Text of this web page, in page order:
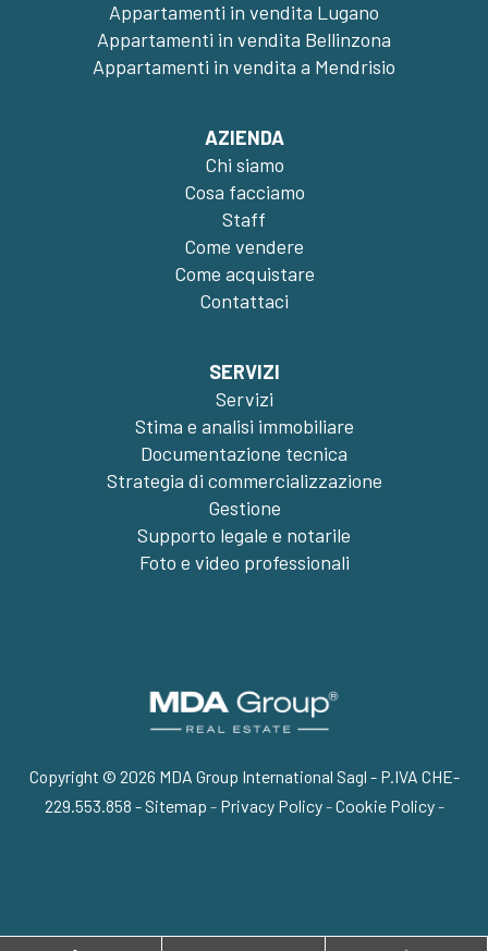
Appartamenti in vendita Lugano
Appartamenti in vendita Bellinzona
Appartamenti in vendita a Mendrisio
AZIENDA
Chi siamo
Cosa facciamo
Staff
Come vendere
Come acquistare
Contattaci
SERVIZI
Servizi
Stima e analisi immobiliare
Documentazione tecnica
Strategia di commercializzazione
Gestione
Supporto legale e notarile
Foto e video professionali
Copyright © 2026 MDA Group International Sagl - P.IVA CHE-
229.553.858 - Sitemap - Privacy Policy-Cookie Policy-